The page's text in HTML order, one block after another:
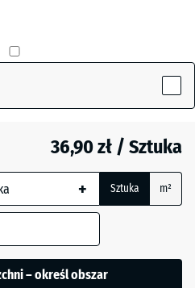
36,90 zł / Sztuka
+ Sztuka m²
– określ obszar